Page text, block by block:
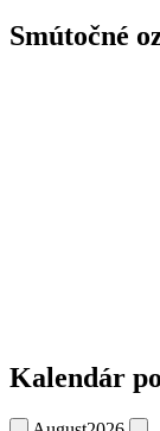
Smútočné
Kalendár